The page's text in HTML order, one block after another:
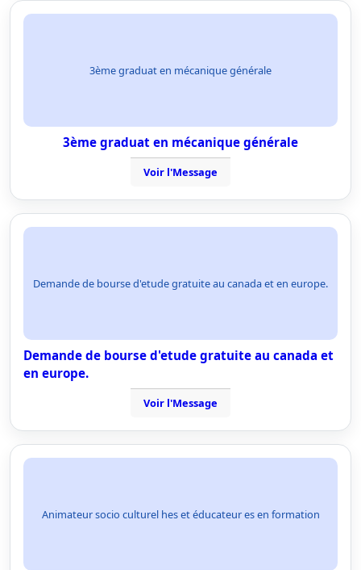
3ème graduat en mécanique générale
3ème graduat en mécanique générale
Voir l'Message
Demande de bourse d'etude gratuite au canada et en europe.
Demande de bourse d'etude gratuite au canada et
en europe.
Voir l'Message
Animateur socio culturel hes et éducateur es en formation